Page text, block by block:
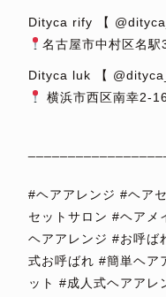
Dityca rify 【
名古屋市中村区名
Dityca luk 【
横浜市西区南幸2-
#ヘアアレンジ #ヘア
セットサロン #ヘアメ
ヘアアレンジ #お呼ば
式お呼ばれ #簡単ヘア
ット #成人式ヘアアレ